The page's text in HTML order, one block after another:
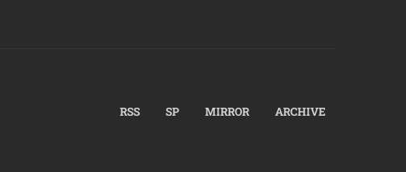
RSS SP MIRROR ARCHIVE